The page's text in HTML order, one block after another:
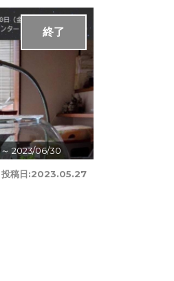
～ 2023/06/30
終了
投稿日:2023.05.27